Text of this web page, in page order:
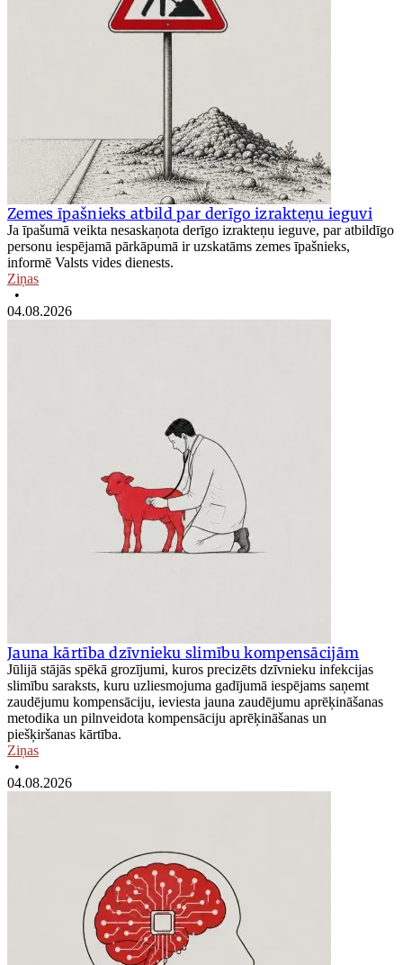
Zemes īpašnieks atbild par derīgo izrakteņu ieguvi
Ja īpašumā veikta nesaskaņota derīgo izrakteņu ieguve, par atbildīgo
personu iespējamā pārkāpumā ir uzskatāms zemes īpašnieks,
informē Valsts vides dienests.
Ziņas
•
04.08.2026
Jauna kārtība dzīvnieku slimību kompensācijām
Jūlijā stājās spēkā grozījumi, kuros precizēts dzīvnieku infekcijas
slimību saraksts, kuru uzliesmojuma gadījumā iespējams saņemt
zaudējumu kompensāciju, ieviesta jauna zaudējumu aprēķināšanas
metodika un pilnveidota kompensāciju aprēķināšanas un
piešķiršanas kārtība.
Ziņas
•
04.08.2026